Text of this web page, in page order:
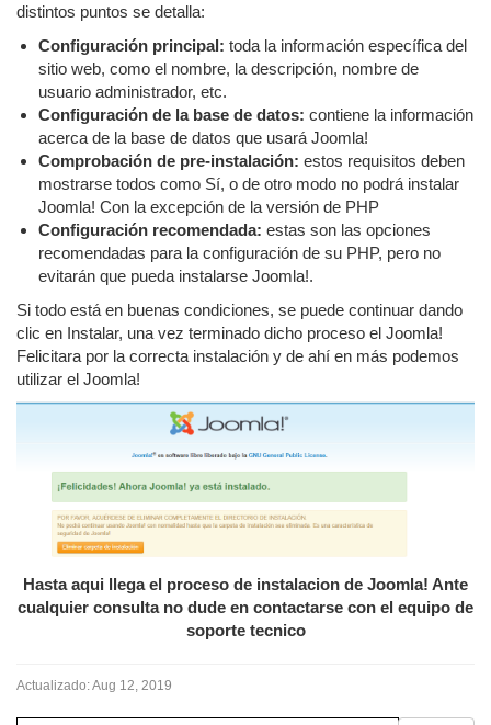
distintos puntos se detalla:
Configuración principal: toda la información específica del
sitio web, como el nombre, la descripción, nombre de
usuario administrador, etc.
Configuración de la base de datos: contiene la información
acerca de la base de datos que usará Joomla!
Comprobación de pre-instalación: estos requisitos deben
mostrarse todos como Sí, o de otro modo no podrá instalar
Joomla! Con la excepción de la versión de PHP
Configuración recomendada: estas son las opciones
recomendadas para la configuración de su PHP, pero no
evitarán que pueda instalarse Joomla!.
Si todo está en buenas condiciones, se puede continuar dando
clic en Instalar, una vez terminado dicho proceso el Joomla!
Felicitara por la correcta instalación y de ahí en más podemos
utilizar el Joomla!
Hasta aqui llega el proceso de instalacion de Joomla! Ante
cualquier consulta no dude en contactarse con el equipo de
soporte tecnico
Actualizado:Aug 12, 2019